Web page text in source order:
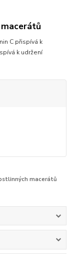
C přispívá k
k udržení
macerátů